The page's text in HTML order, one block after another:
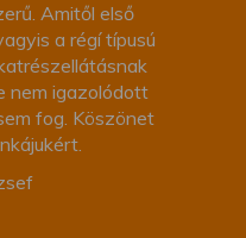
Amitől első
a régí típusú
nem igazolódott
fog. Köszönet